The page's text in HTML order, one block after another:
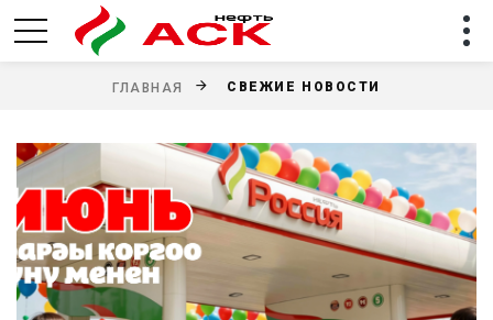
ГЛАВНАЯ СВЕЖИЕ НОВОСТИ